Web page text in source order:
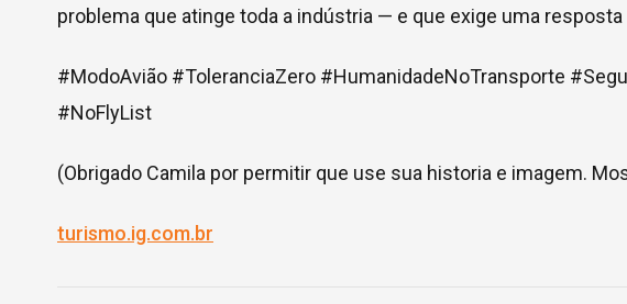
problema que atinge toda a indústria — e que exige uma
#ModoAvião #ToleranciaZero #HumanidadeNoTransporte
#NoFlyList
(Obrigado Camila por permitir que use sua historia e imagem.
turismo.ig.com.br